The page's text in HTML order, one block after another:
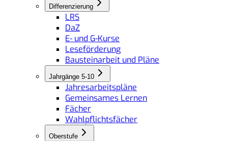
Differenzierung
LRS
DaZ
E- und G-Kurse
Leseförderung
Bausteinarbeit und Pläne
Jahrgänge 5-10
Jahresarbeitspläne
Gemeinsames Lernen
Fächer
Wahlpflichtsfächer
Oberstufe